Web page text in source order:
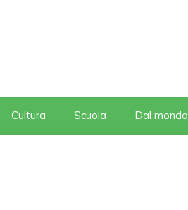
Cultura Scuola Dal mondo